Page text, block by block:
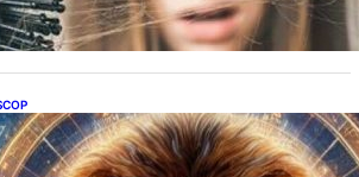
Leului 8/8: Oportunități de
pentru Cinci Zodii în 2026